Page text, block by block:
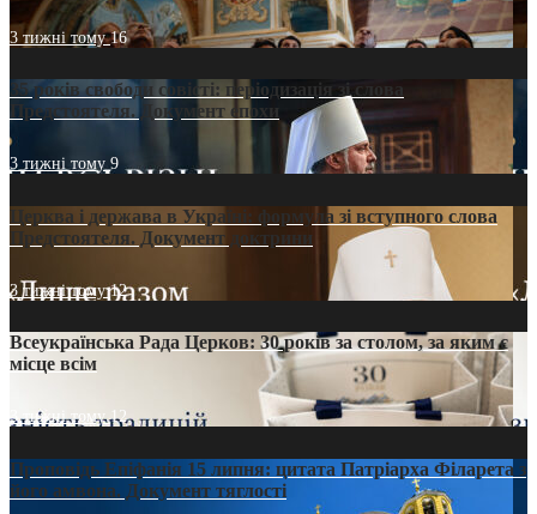
3 тижні тому16
35 років свободи совісті: періодизація зі слова
Предстоятеля. Документ епохи
3 тижні тому 9
Церква і держава в Україні: формула зі вступного слова
Предстоятеля. Документ доктрини
3 тижні тому12
Всеукраїнська Рада Церков: 30 років за столом, за яким є
місце всім
3 тижні тому12
Проповідь Епіфанія 15 липня: цитата Патріарха Філарета з
його амвона. Документ тяглості